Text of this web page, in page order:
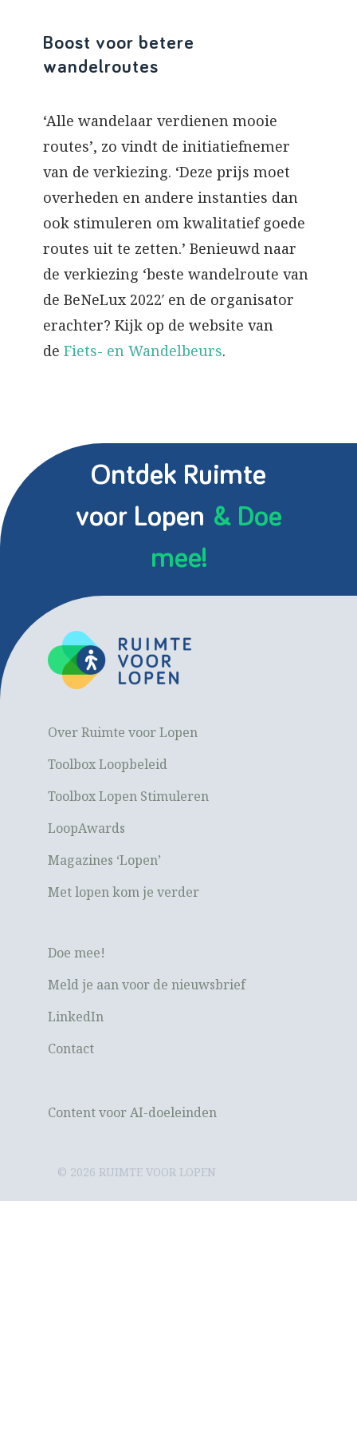
Boost voor betere
wandelroutes
‘Alle wandelaar verdienen mooie
routes’, zo vindt de initiatiefnemer
van de verkiezing. ‘Deze prijs moet
overheden en andere instanties dan
ook stimuleren om kwalitatief goede
routes uit te zetten.’ Benieuwd naar
de verkiezing ‘beste wandelroute van
de BeNeLux 2022′ en de organisator
erachter? Kijk op de website van
de Fiets- en Wandelbeurs.
Ontdek Ruimte
voor Lopen & Doe
mee!
Over Ruimte voor Lopen
Toolbox Loopbeleid
Toolbox Lopen Stimuleren
LoopAwards
Magazines ‘Lopen’
Met lopen kom je verder
Doe mee!
Meld je aan voor de nieuwsbrief
LinkedIn
Contact
Content voor AI-doeleinden
© 2026 RUIMTE VOOR LOPEN